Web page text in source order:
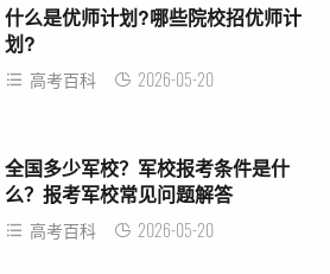
什么是优师计划?哪些院校招优师计
划?
高考百科 2026-05-20
全国多少军校？军校报考条件是什
么？报考军校常见问题解答
高考百科 2026-05-20